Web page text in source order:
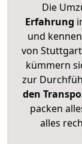
Die
Erfahrung
und
von
kümmern
zur
den
packen
alles